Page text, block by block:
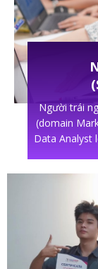
Người trái
(domain
Data Analyst